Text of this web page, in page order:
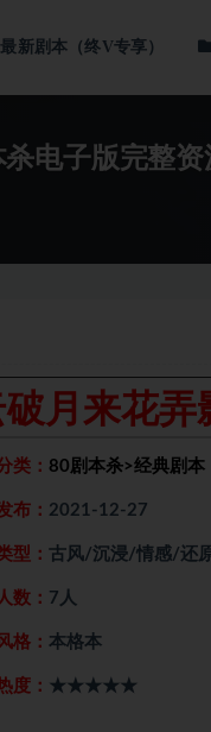
最新剧本（终V专享）
杀电子版完整资
破月来花弄
： 80剧本杀>经典剧本
布： 2021-12-27
： 古风/沉浸/情感/还
： 7人
： 本格本
： ★★★★★